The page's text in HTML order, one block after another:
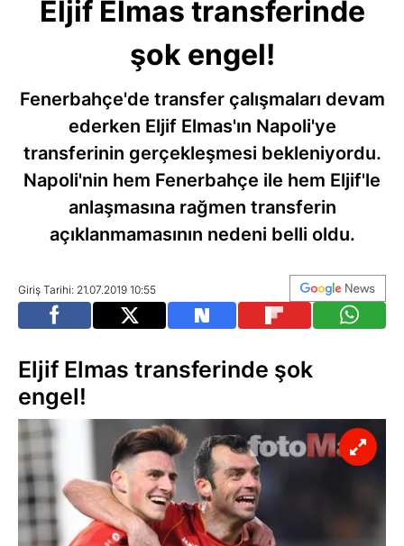
Eljif Elmas transferinde
şok engel!
Fenerbahçe'de transfer çalışmaları devam
ederken Eljif Elmas'ın Napoli'ye
transferinin gerçekleşmesi bekleniyordu.
Napoli'nin hem Fenerbahçe ile hem Eljif'le
anlaşmasına rağmen transferin
açıklanmamasının nedeni belli oldu.
Giriş Tarihi: 21.07.2019 10:55
Eljif Elmas transferinde şok
engel!